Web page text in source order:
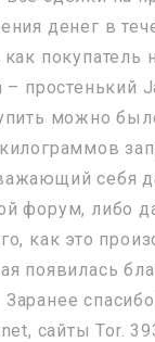
денег в
покупатель
– простенький
можно
себя
форум, либо
как это
появилась
сайты Tor.